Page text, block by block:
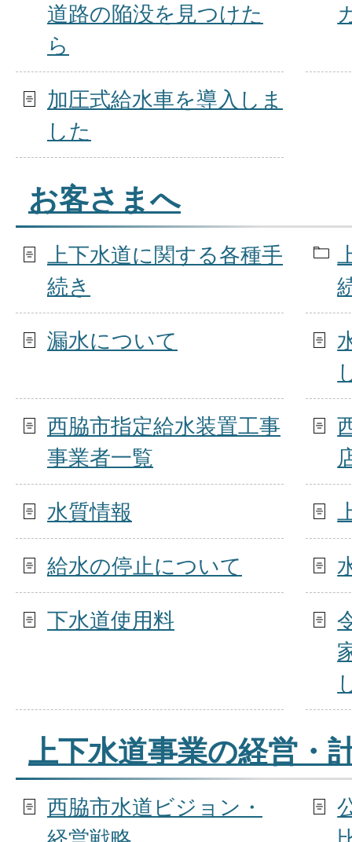
道路の陥没を見つけた
ら
加圧式給水車を導入しま
した
お客さまへ
上下水道に関する各種手
続き
漏水について
西脇市指定給水装置工事
事業者一覧
水質情報
給水の停止について
下水道使用料
上下水道事業の経営・
西脇市水道ビジョン・